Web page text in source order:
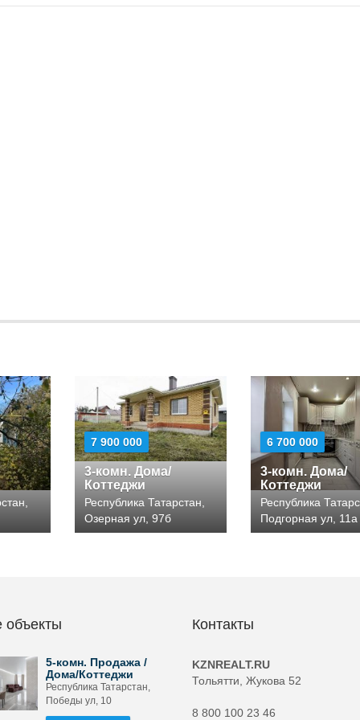
7 900 000
3-комн. Дома/
Коттеджи
Республика Татарстан,
Озерная ул, 97б
6 700 000
3-комн. Дома/
Коттеджи
Республика
Подгорная ул, 11а
5-комн. Продажа /
Дома/Коттеджи
Республика Татарстан,
Победы ул, 10
Контакты
KZNREALT.RU
Тольятти, Жукова 52
8 800 100 23 46